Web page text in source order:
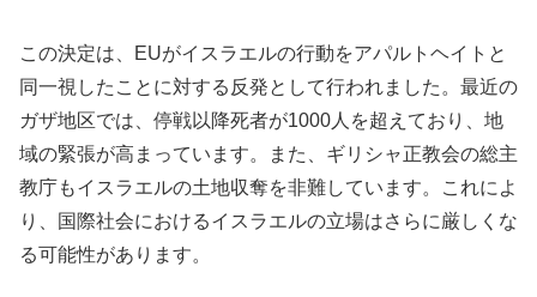
この決定は、EUがイスラエルの行動をアパルトヘイトと
同一視したことに対する反発として行われました。最近の
ガザ地区では、停戦以降死者が1000人を超えており、地
域の緊張が高まっています。また、ギリシャ正教会の総主
教庁もイスラエルの土地収奪を非難しています。これによ
り、国際社会におけるイスラエルの立場はさらに厳しくな
る可能性があります。